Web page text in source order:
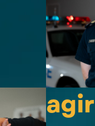
agir